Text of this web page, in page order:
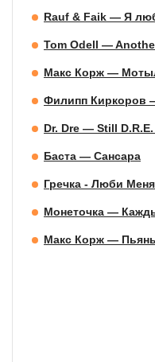
Rauf & Faik — Я
Tom Odell —
Макс Корж —
Филипп Киркоров
Dr. Dre — Still
Баста — Сансара
Гречка - Люби
Монеточка —
Макс Корж —